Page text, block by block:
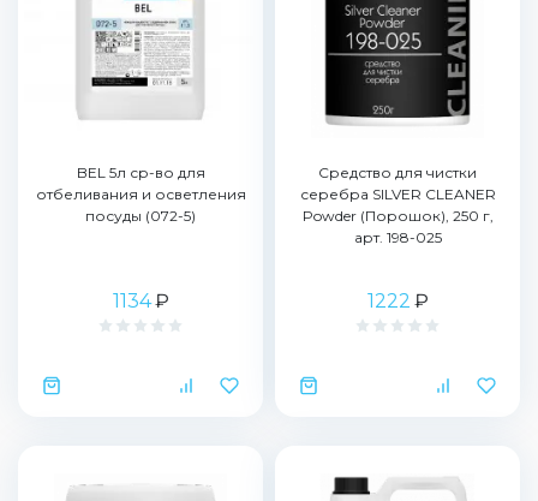
BEL 5л ср-во для
отбеливания и осветления
посуды (072-5)
1134₽
Средство для чистки
серебра SILVER CLEANER
Powder (Порошок), 250 г,
арт. 198-025
1222 ₽